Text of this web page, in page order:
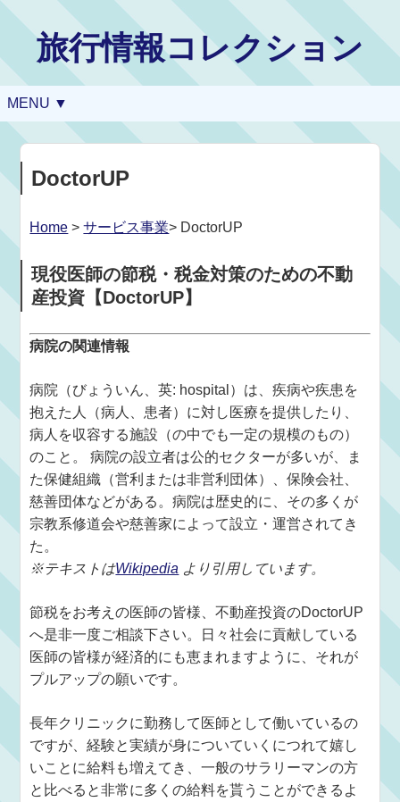
旅行情報コレクション
MENU ▼
DoctorUP
Home >サービス事業> DoctorUP
現役医師の節税・税金対策のための不動
産投資【DoctorUP】
病院の関連情報
病院（びょういん、英: hospital）は、疾病や疾患を
抱えた人（病人、患者）に対し医療を提供したり、
病人を収容する施設（の中でも一定の規模のもの）
のこと。 病院の設立者は公的セクターが多いが、ま
た保健組織（営利または非営利団体）、保険会社、
慈善団体などがある。病院は歴史的に、その多くが
宗教系修道会や慈善家によって設立・運営されてき
た。
※テキストはWikipedia より引用しています。
節税をお考えの医師の皆様、不動産投資のDoctorUP
へ是非一度ご相談下さい。日々社会に貢献している
医師の皆様が経済的にも恵まれますように、それが
プルアップの願いです。
長年クリニックに勤務して医師として働いているの
ですが、経験と実績が身についていくにつれて嬉し
いことに給料も増えてき、一般のサラリーマンの方
と比べると非常に多くの給料を貰うことができるよ